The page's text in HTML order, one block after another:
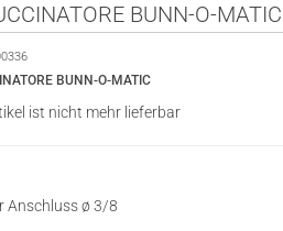
BUNN-O-MATIC
BUNN-O-MATIC
ist nicht mehr lieferbar
Anschluss ø 3/8